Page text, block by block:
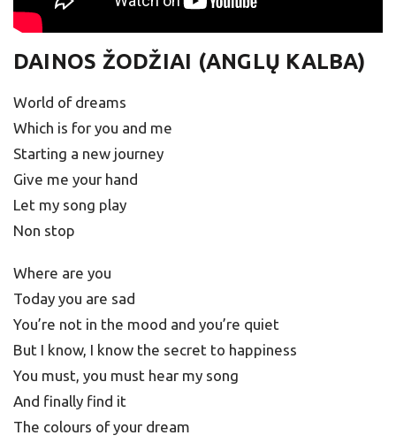
DAINOS ŽODŽIAI (ANGLŲ KALBA)
World of dreams
Which is for you and me
Starting a new journey
Give me your hand
Let my song play
Non stop
Where are you
Today you are sad
You’re not in the mood and you’re quiet
But I know, I know the secret to happiness
You must, you must hear my song
And finally find it
The colours of your dream